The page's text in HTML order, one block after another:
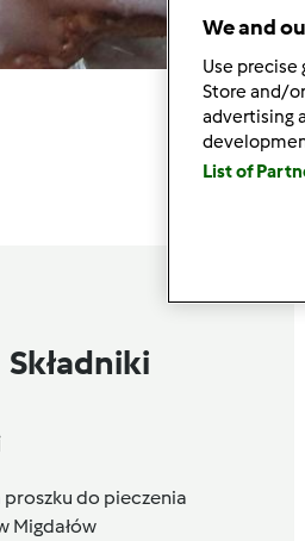
Składniki
proszku do pieczenia
Migdałów
We and
Use
Store and/
advertising
List of